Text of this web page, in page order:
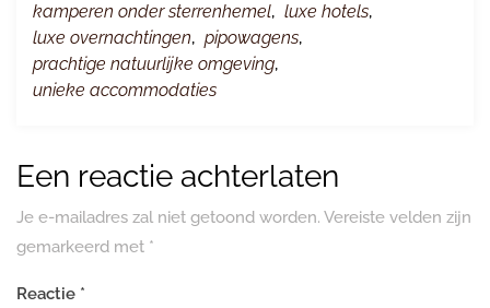
kamperen onder sterrenhemel, luxe hotels,
luxe overnachtingen, pipowagens,
prachtige natuurlijke omgeving,
unieke accommodaties
Een reactie achterlaten
Je e-mailadres zal niet getoond worden. Vereiste velden zijn
gemarkeerd met *
Reactie *